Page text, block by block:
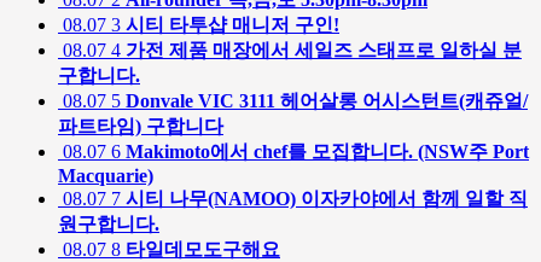
08.07 3 시티 타투샵 매니저 구인!
08.07 4 가전 제품 매장에서 세일즈 스태프로 일하실 분
구합니다.
08.07 5 Donvale VIC 3111 헤어살롱 어시스턴트(캐쥬얼/
파트타임) 구합니다
08.07 6 Makimoto에서 chef를 모집합니다. (NSW주 Port
Macquarie)
08.07 7 시티 나무(NAMOO) 이자카야에서 함께 일할 직
원구합니다.
08.07 8 타일데모도구해요